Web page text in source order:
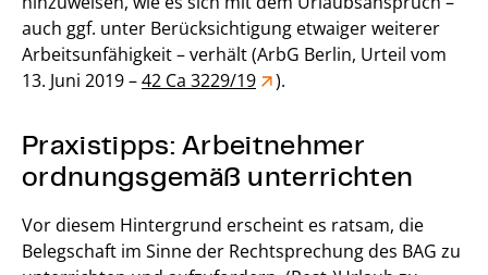
auch ggf. unter Berücksichtigung etwaiger weiterer
Arbeitsunfähigkeit – verhält (ArbG Berlin, Urteil vom
13. Juni 2019 –42 Ca 3229/19 ).
Praxistipps: Arbeitnehmer
ordnungsgemäß unterrichten
Vor diesem Hintergrund erscheint es ratsam, die
Belegschaft im Sinne der Rechtsprechung des BAG zu